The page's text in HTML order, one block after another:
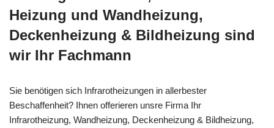
Heizung und Wandheizung,
Deckenheizung & Bildheizung sind
wir Ihr Fachmann
Sie benötigen sich Infrarotheizungen in allerbester
Beschaffenheit? Ihnen offerieren unsre Firma Ihr
Infrarotheizung, Wandheizung, Deckenheizung & Bildheizung,